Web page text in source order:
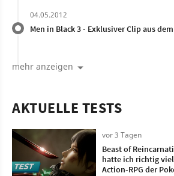
04.05.2012
Men in Black 3 - Exklusiver Clip aus
mehr anzeigen
AKTUELLE TESTS
vor 3 Tagen
Beast of
hatte ich richtig
Action-RPG der